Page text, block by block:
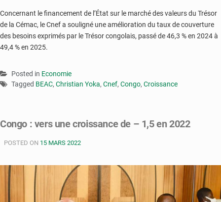
Concernant le financement de l’État sur le marché des valeurs du Trésor
de la Cémac, le Cnef a souligné une amélioration du taux de couverture
des besoins exprimés par le Trésor congolais, passé de 46,3 % en 2024 à
49,4 % en 2025.
Posted in Economie
Tagged BEAC, Christian Yoka, Cnef, Congo, Croissance
Congo : vers une croissance de – 1,5 en 2022
POSTED ON 15 MARS 2022